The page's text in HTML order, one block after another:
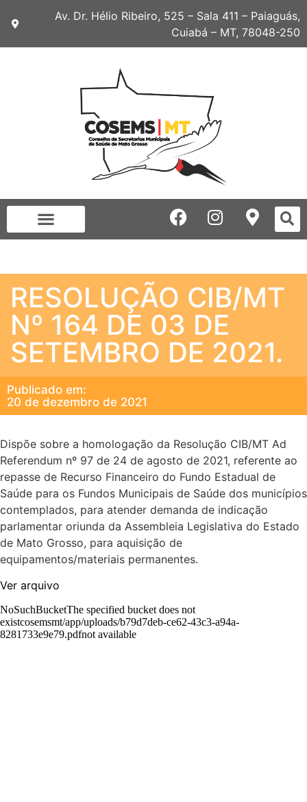
Av. Dr. Hélio Ribeiro, 525 – Sala 411 – Paiaguás,
Cuiabá – MT, 78048-250
RESOLUÇÃO CIB/MT
Nº 164 DE 03 DE
SETEMBRO DE 2021.
Publicado em:
20 de dezembro de 2021
Dispõe sobre a homologação da Resolução CIB/MT Ad
Referendum nº 97 de 24 de agosto de 2021, referente ao
repasse de Recurso Financeiro do Fundo Estadual de
Saúde para os Fundos Municipais de Saúde dos municípios
contemplados, para atender demanda de indicação
parlamentar oriunda da Assembleia Legislativa do Estado
de Mato Grosso, para aquisição de
equipamentos/materiais permanentes.
Ver arquivo